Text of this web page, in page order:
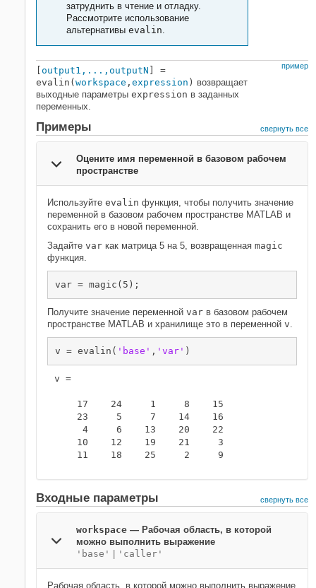
затруднить в чтение и отладку.
Рассмотрите использование
альтернативы evalin.
пример
output1,...,outputN ] =
evalin( workspace , expression ) возвращает
выходные параметры expression в заданных
переменных.
Примеры свернуть все
Оцените имя переменной в базовом рабочем
пространстве
Используйте evalin функция, чтобы получить значение
переменной в базовом рабочем пространстве MATLAB и
сохранить его в новой переменной.
Задайте var как матрица 5 на 5, возвращенная magic
функция.
var = magic(5);
Получите значение переменной var в базовом рабочем
пространстве MATLAB и хранилище это в переменной v.
v = evalin( 'base' , 'var' )
v =
    17    24     1     8    15
    23     5     7    14    16
     4     6    13    20    22
    10    12    19    21     3
    11    18    25     2     9
Входные параметры свернуть все
workspace — Рабочая область, в которой
можно выполнить выражение
'base'
'caller'
Рабочая область, в которой можно выполнить выражение